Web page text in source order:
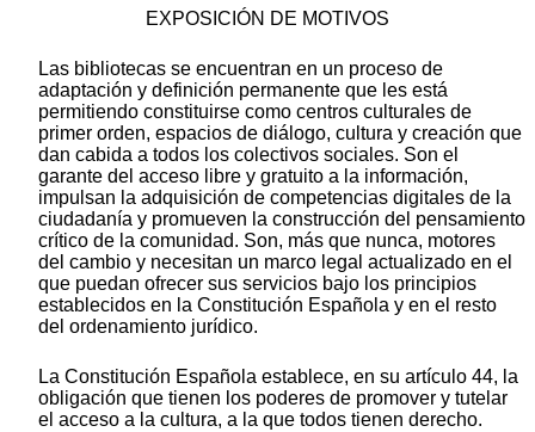
EXPOSICIÓN DE MOTIVOS
Las bibliotecas se encuentran en un proceso de
adaptación y definición permanente que les está
permitiendo constituirse como centros culturales de
primer orden, espacios de diálogo, cultura y creación que
dan cabida a todos los colectivos sociales. Son el
garante del acceso libre y gratuito a la información,
impulsan la adquisición de competencias digitales de la
ciudadanía y promueven la construcción del pensamiento
crítico de la comunidad. Son, más que nunca, motores
del cambio y necesitan un marco legal actualizado en el
que puedan ofrecer sus servicios bajo los principios
establecidos en la Constitución Española y en el resto
del ordenamiento jurídico.
La Constitución Española establece, en su artículo 44, la
obligación que tienen los poderes de promover y tutelar
el acceso a la cultura, a la que todos tienen derecho.